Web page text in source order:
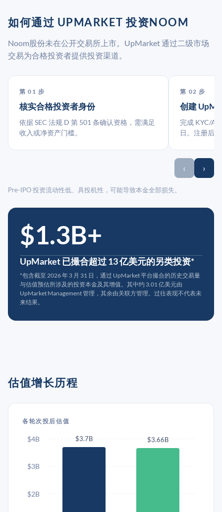
如何通过 UPMARKET 投资NOOM
Noom股份未在公开交易所上市。UpMarket 通过二级市场
交易为合格投资者提供投资渠道。
第 01 步
核实合格投资者身份
依据 SEC 法规 D 第 501 条确认资格，需满足
收入或净资产门槛。
第 02 步
创建
完成 KYC/
日。注册后
‹ ›
Pre-IPO 投资流动性低、具投机性，可能导致本金全部损失。
$1.3B+
UpMarket 已撮合超过 13 亿美元的另类投资*
*包含截至 2026 年 3 月 31 日，通过 UpMarket 平台撮合的历史交易量
与估值预估所涉及的投资本金及其增值。其中约 3.01 亿美元由
UpMarket Management 管理，其余由关联方管理。过往表现不代表未
来结果。
估值增长历程
各轮次投后估值
$3.7B $3.66B
$2B
$3B
$4B